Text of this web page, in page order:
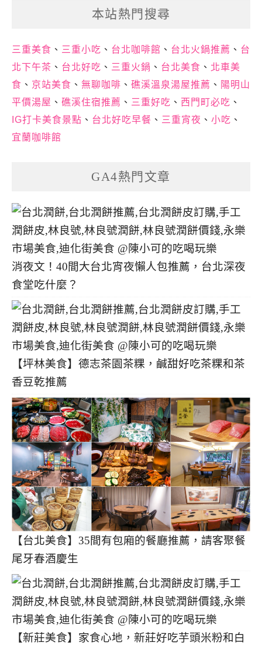
本站熱門搜尋
三重美食 、 三重小吃 、 台北咖啡館 、 台北火鍋推薦 、 台
北下午茶 、 台北好吃 、 三重火鍋 、 台北美食 、 北車美
食 、 京站美食 、 無聊咖啡 、 礁溪溫泉湯屋推薦 、 陽明山
平價湯屋 、 礁溪住宿推薦 、 三重好吃 、 西門町必吃 、
IG打卡美食景點 、 台北好吃早餐 、 三重宵夜 、 小吃 、
宜蘭咖啡館
GA4熱門文章
消夜文！40間大台北宵夜懶人包推薦，台北深夜
食堂吃什麼？
【坪林美食】德志茶園茶粿，鹹甜好吃茶粿和茶
香豆乾推薦
【台北美食】35間有包廂的餐廳推薦，請客聚餐
尾牙春酒慶生
【新莊美食】家食心地，新莊好吃芋頭米粉和白